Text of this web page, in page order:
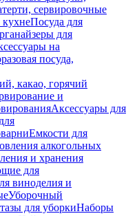
сервировочные
кухнеПосуда для
для
на
посуда,
какао, горячий
и
Аксессуары для
Емкости для
алкогольных
и хранения
для
виноделия и
Уборочный
для уборкиНаборы